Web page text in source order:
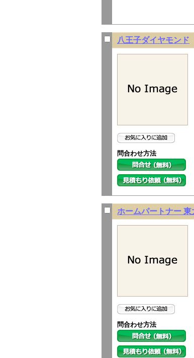
八王子ダイヤモンド
問合わせ方法
ホームパートナー 東
問合わせ方法